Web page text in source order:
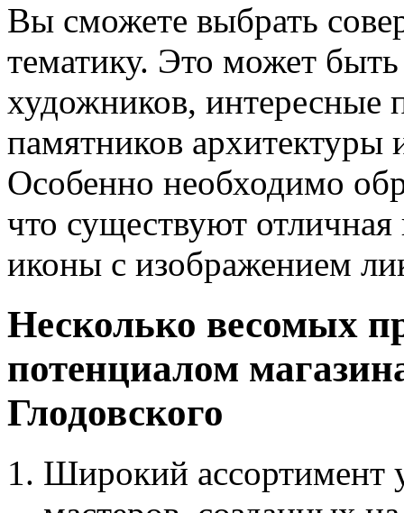
Вы сможете выбрать
тематику. Это может
художников, интересные
памятников архитектуры
Особенно необходимо
что существуют
иконы с изображением
Несколько весомых
потенциалом
Глодовского
Широкий ассортимент